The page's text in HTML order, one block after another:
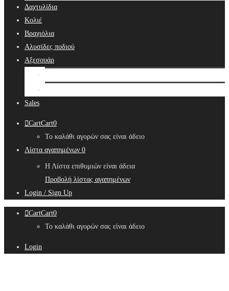
Δαχτυλίδια
Κολιέ
Βραχιόλια
Αλυσίδες ποδιού
Αξεσουάρ
Sales
CartCart0
Το καλάθι αγορών σας είναι άδειο
Λίστα αγαπημένων 0
Η Λίστα επιθυμιών είναι άδεια
Προβολή λίστας αγαπημένων
Login / Sign Up
CartCart0
Το καλάθι αγορών σας είναι άδειο
Login